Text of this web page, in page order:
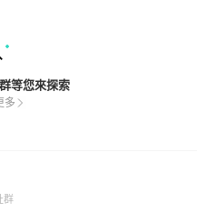
等您來探索
多
群(Open